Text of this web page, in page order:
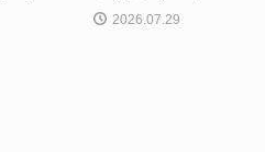
2026.07.29